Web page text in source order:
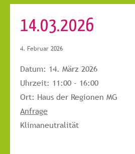
14.03.2026
4. Februar 2026
Datum: 14. März 2026
Uhrzeit: 11:00 - 16:00
Ort: Haus der Regionen MG
Anfrage
Klimaneutralität